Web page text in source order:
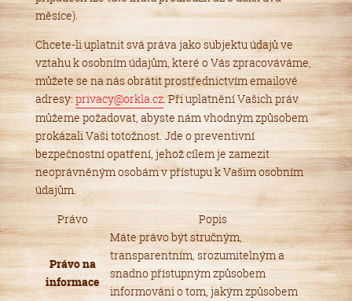
měsíce).
Chcete-li uplatnit svá práva jako subjektu údajů ve
vztahu k osobním údajům, které o Vás zpracováváme,
můžete se na nás obrátit prostřednictvím emailové
adresy:privacy@orkla.cz. Při uplatnění Vašich práv
můžeme požadovat, abyste nám vhodným způsobem
prokázali Vaši totožnost. Jde o preventivní
bezpečnostní opatření, jehož cílem je zamezit
neoprávněným osobám v přístupu k Vašim osobním
údajům.
Právo
Popis
Právo na
informace
Máte právo být stručným,
transparentním, srozumitelným a
snadno přístupným způsobem
informováni o tom, jakým způsobem